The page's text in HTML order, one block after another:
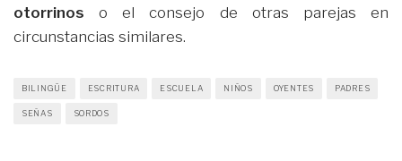
otorrinoso el consejo de otras parejas en
circunstancias similares.
BILINGÜE ESCRITURA ESCUELA NIÑOS OYENTES PADRES
SEÑAS SORDOS